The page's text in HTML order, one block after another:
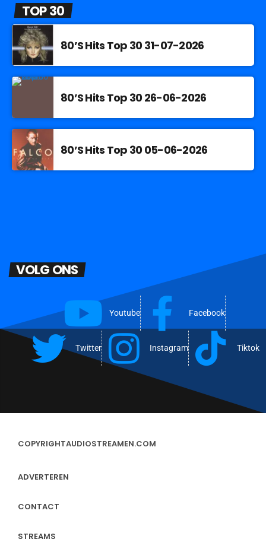
TOP 30
80’S Hits Top 30 31-07-2026
80’S Hits Top 30 26-06-2026
80’S Hits Top 30 05-06-2026
VOLG ONS
Youtube Facebook
Twitter Instagram Tiktok
COPYRIGHTAUDIOSTREAMEN.COM
ADVERTEREN
CONTACT
STREAMS